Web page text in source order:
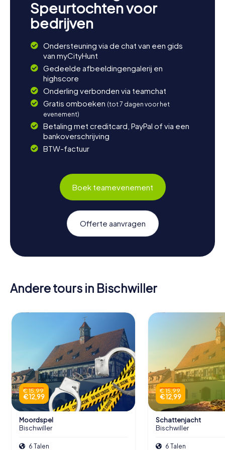
Speurtochten voor
bedrijven
Ondersteuning via de chat van een gids
van myCityHunt
Gedeelde afbeeldingengalerij en
highscore
Onderling verbonden via teamchat
Gratis omboeken (tot 7 dagen voor het
evenement)
Betaling met creditcard, PayPal of via een
bankoverschrijving
BTW-factuur
Boek teamevenement
Offerte aanvragen
Andere tours in Bischwiller
€ 15,99
€ 12,99
Moordspel
Bischwiller
6 Talen
€ 15,99
€ 12,99
Schattenjacht
Bischwiller
6 Talen